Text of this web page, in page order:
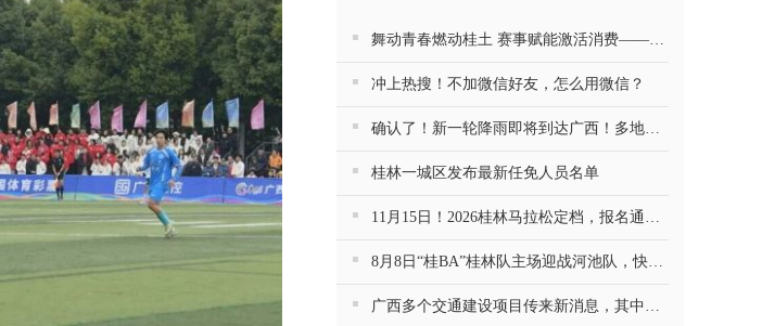
舞动青春燃动桂土 赛事赋能激活消费——2026广西青少年霹雳舞锦标赛在桂林市七星区完赛
冲上热搜！不加微信好友，怎么用微信？
确认了！新一轮降雨即将到达广西！多地将有大暴雨、强对流天气
桂林一城区发布最新任免人员名单
11月15日！2026桂林马拉松定档，报名通道即将开启
8月8日“桂BA”桂林队主场迎战河池队，快来桂林生活网预约！
广西多个交通建设项目传来新消息，其中一条惠及3市5县（区）的高速全线获批